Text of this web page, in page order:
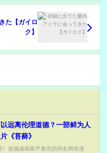
た【ガイロ
ク】
远离伦理道德？一部鲜为人
《苔藓》
》改编漫画家尹泰浩的同名网络漫